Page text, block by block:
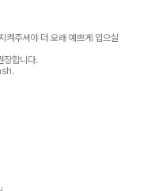
켜주셔야 더 오래 예쁘게 입으실
장합니다.